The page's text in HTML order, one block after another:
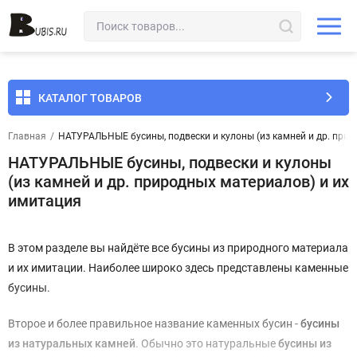
КАТАЛОГ ТОВАРОВ
Главная / НАТУРАЛЬНЫЕ бусины, подвески и кулоны (из камней и др.
НАТУРАЛЬНЫЕ бусины, подвески и кулоны
(из камней и др. природных материалов) и их
имитация
В этом разделе вы найдёте все бусины из природного материала
и их имитации. Наиболее широко здесь представлены каменные
бусины.
Второе и более правильное название каменных бусин -бусины
из натуральных камней. Обычно это натуральныебусины из